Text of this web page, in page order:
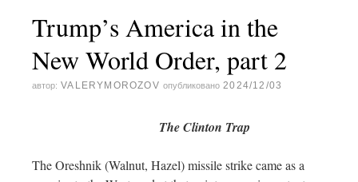
Trump’s America in the
New World Order, part 2
автор: VALERYMOROZOV опубликовано 2024/12/03
The Clinton Trap
The Oreshnik (Walnut, Hazel) missile strike came as a